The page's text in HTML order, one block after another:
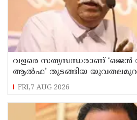
വളരെ സത്യസന്ധരാണ് ‘ജെൻ
ആൽഫ’ തുടങ്ങിയ
ഭാഗവത്
FRI,7 AUG 2026